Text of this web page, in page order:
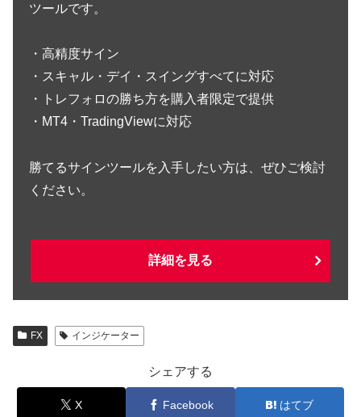
ツールです。
・高精度サイン
・スキャル・デイ・スイングすべてに対応
・トレフォロの勝ち方を購入者限定で提供
・MT4・TradingViewに対応
勝てるサインツールを入手したい方は、ぜひご検討
ください。
詳細を見る
FX インジケーター
シェアする
X Facebook はてブ